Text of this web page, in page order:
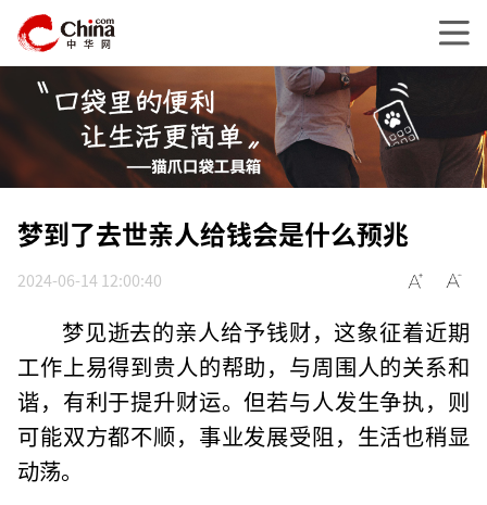
梦到了去世亲人给钱会是什么预兆
2024-06-14 12:00:40
梦见逝去的亲人给予钱财，这象征着近期
工作上易得到贵人的帮助，与周围人的关系和
谐，有利于提升财运。但若与人发生争执，则
可能双方都不顺，事业发展受阻，生活也稍显
动荡。